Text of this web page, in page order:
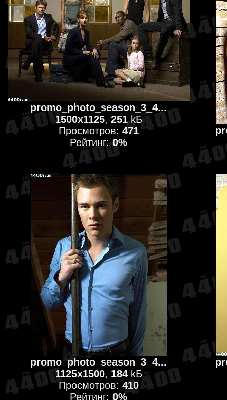
promo_photo_season_3_4...
1500x1125, 251kБ
Просмотров: 471
Рейтинг:0%
promo_photo_season_3_4...
1125x1500, 184 kБ
Просмотров: 410
Рейтинг:0%